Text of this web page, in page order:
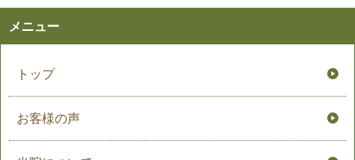
メニュー
トップ
お客様の声